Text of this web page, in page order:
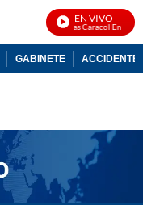
EN VIVO
Noticias Caracol En Vivo
GABINETE ACCIDENTE